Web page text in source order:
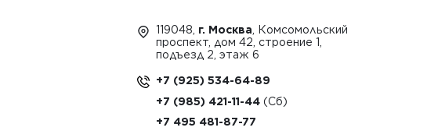
119048, г. Москва , Комсомольский
проспект, дом 42, строение 1,
подъезд 2, этаж 6
+7 (925) 534-64-89
+7 (985) 421-11-44
+7 495 481-87-77